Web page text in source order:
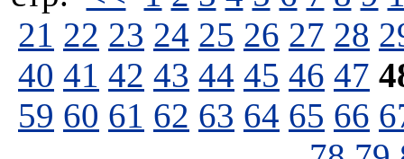
21 22 23 24 25 26 27 28
40 41 42 43 44 45 46 47
59 60 61 62 63 64 65 66